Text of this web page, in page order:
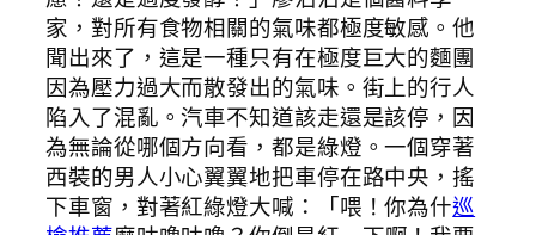
家，對所有食物相關的氣味都極度敏感。他
聞出來了，這是一種只有在極度巨大的麵團
因為壓力過大而散發出的氣味。街上的行人
陷入了混亂。汽車不知道該走還是該停，因
為無論從哪個方向看，都是綠燈。一個穿著
西裝的男人小心翼翼地把車停在路中央，搖
下車窗，對著紅綠燈大喊：「喂！你為什巡